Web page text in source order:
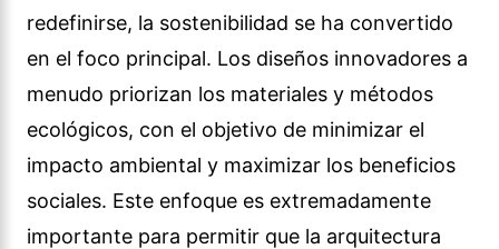
redefinirse, la sostenibilidad se ha convertido
en el foco principal. Los diseños innovadores a
menudo priorizan los materiales y métodos
ecológicos, con el objetivo de minimizar el
impacto ambiental y maximizar los beneficios
sociales. Este enfoque es extremadamente
importante para permitir que la arquitectura